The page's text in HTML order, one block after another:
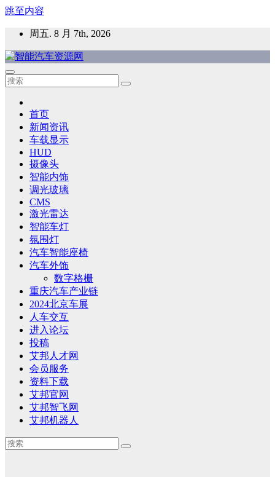
跳至内容
周五. 8 月 7th, 2026
智能汽车资源网
智能表面，智能内饰，新能源汽车，HMI，人车交互，智能车
首页
新闻资讯
车载显示
HUD
摄像头
智能内饰
调光玻璃
CMS
激光雷达
智能车灯
氛围灯
汽车智能座椅
汽车外饰
数字格栅
重庆汽车产业链
2024北京车展
人车交互
进入论坛
投稿
艾邦人才网
会员服务
资料下载
艾邦官网
艾邦智飞网
艾邦机器人